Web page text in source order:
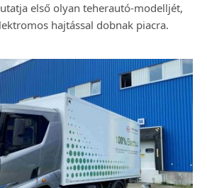
első olyan teherautó-modelljét,
hajtással dobnak piacra.